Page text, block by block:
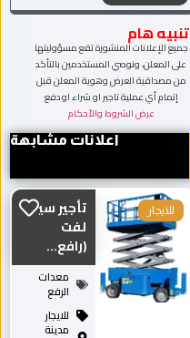
تنبيه هام
جميع الإعلانات المنشورة تقع مسؤوليتها
على المعلن، ونوصي المستخدمين بالتأكد
من مصداقية العرض وهوية المعلن قبل
إتمام أي عملية تاجير او شراء او دفع
عرض الشروط والأحكام
اعلانات مشابهة
تأجير سيزر
لفت
(رافع...
معدات
الرفع
للايجار
مدينة
للايجار